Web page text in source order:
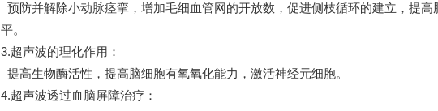
预防并解除小动脉痉挛，增加毛细血管网的开放数，促进侧枝循环的建立，提高
平。
3.超声波的理化作用：
提高生物酶活性，提高脑细胞有氧氧化能力，激活神经元细胞。
4.超声波透过血脑屏障治疗：